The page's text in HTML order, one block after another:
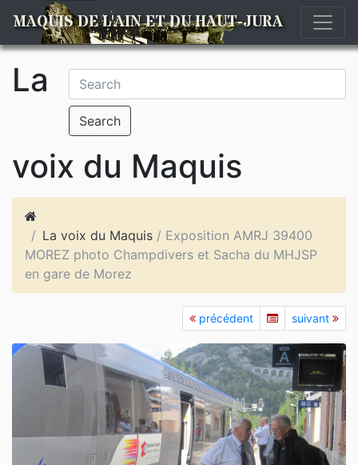
MAQUIS DE L'AIN ET DU HAUT-JURA
Search
La
voix du Maquis
La voix du Maquis / Exposition AMRJ 39400
MOREZ photo Champdivers et Sacha du MHJSP
en gare de Morez
précédent suivant